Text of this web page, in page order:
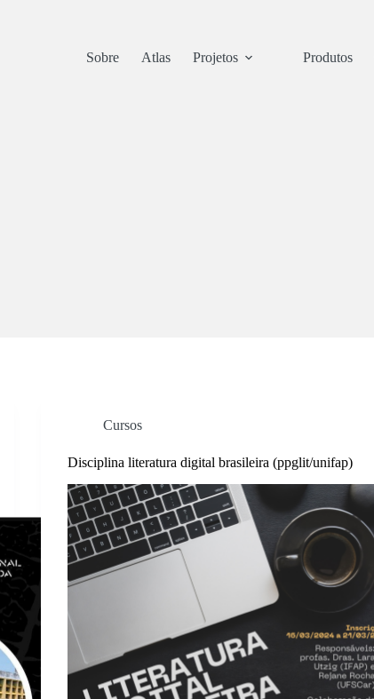
Sobre Atlas Projetos Produtos
Cursos
Disciplina literatura digital brasileira (ppglit/unifap)